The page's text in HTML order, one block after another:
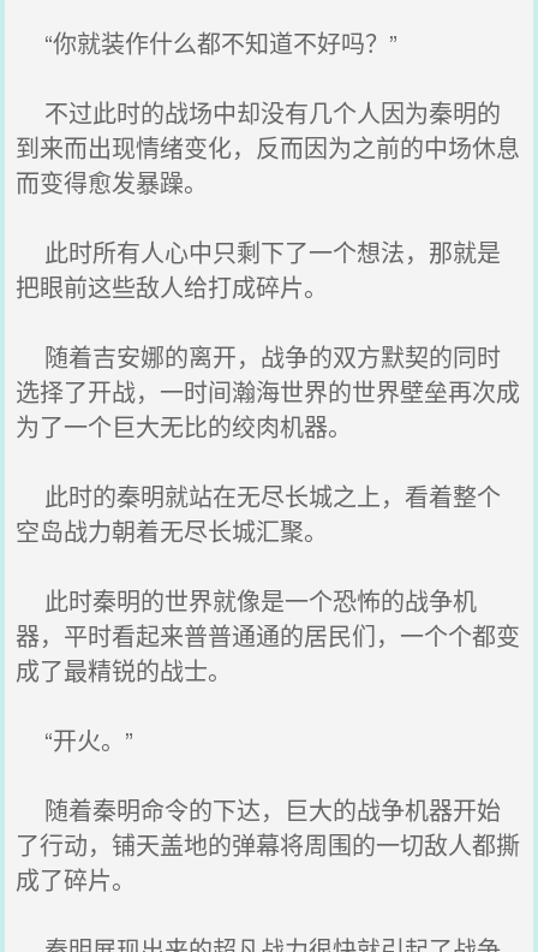
“你就装作什么都不知道不好吗？”
不过此时的战场中却没有几个人因为秦明的
到来而出现情绪变化，反而因为之前的中场休息
而变得愈发暴躁。
此时所有人心中只剩下了一个想法，那就是
把眼前这些敌人给打成碎片。
随着吉安娜的离开，战争的双方默契的同时
选择了开战，一时间瀚海世界的世界壁垒再次成
为了一个巨大无比的绞肉机器。
此时的秦明就站在无尽长城之上，看着整个
空岛战力朝着无尽长城汇聚。
此时秦明的世界就像是一个恐怖的战争机
器，平时看起来普普通通的居民们，一个个都变
成了最精锐的战士。
“开火。”
随着秦明命令的下达，巨大的战争机器开始
了行动，铺天盖地的弹幕将周围的一切敌人都撕
成了碎片。